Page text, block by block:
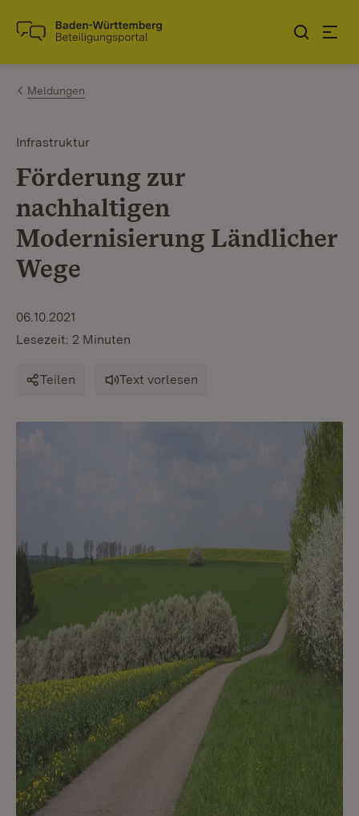
Zum Inhalt springen
Link zur Startseite
Meldungen
Infrastruktur
Förderung zur
nachhaltigen
Modernisierung Ländlicher
Wege
06.10.2021
Lesezeit: 2 Minuten
Teilen Text vorlesen